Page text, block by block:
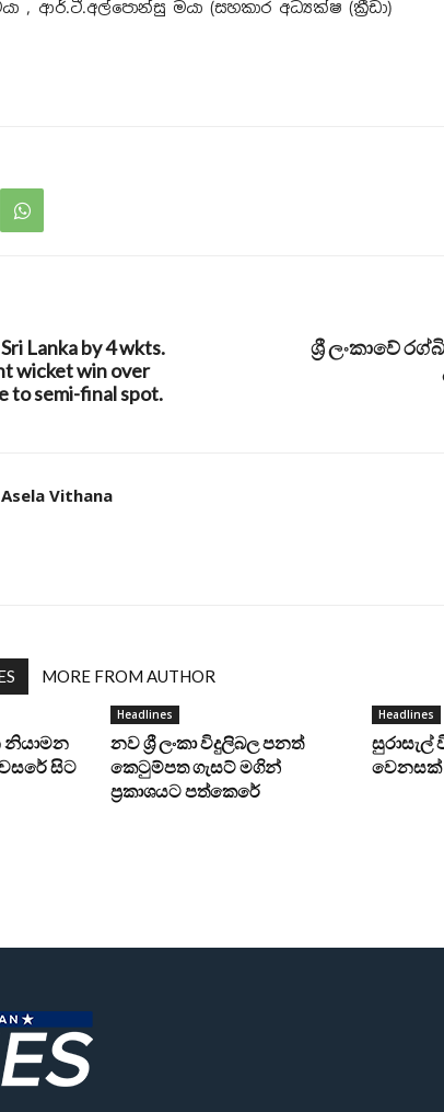
, ආර්.ටී.අල්පොන්සු මයා (සහකාර අධ්‍යක්ෂ (ක්‍රීඩා)
Lanka by 4 wkts.
wicket win over
to semi-final spot.
ශ්‍රී ලංකාවේ
Asela Vithana
MORE FROM AUTHOR
නියාමන
සිට
Headlines
නව ශ්‍රී ලංකා විදුලිබල පනත්
කෙටුම්පත ගැසට් මගින්
ප්‍රකාශයට පත්කෙරේ
Headlines
සුරාසැල්
වෙනසක්